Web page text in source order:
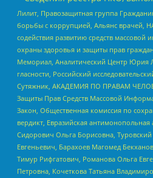
Лилит, Правозащитная группа
борьбы с коррупцией, Альянс врачей,
содействия развитию средств
охраны здоровья и защиты прав
Мемориал, Аналитический Центр Юрия
гласности, Российский
Сутяжник, АКАДЕМИЯ ПО ПРАВАМ
Защиты Прав Средств Массовой
Закон, Общественная комиссия по
вердикт, Евразийская
Сидорович Ольга Борисовна,
Евгеньевич, Барахоев Магомед
Тимур Рифгатович, Романова Ольга
Петровна, Кочеткова Татьяна